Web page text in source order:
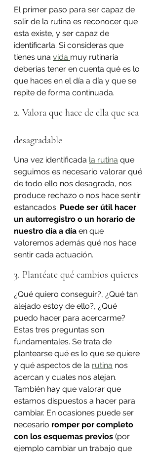
El primer paso para ser capaz de
salir de la rutina es reconocer que
esta existe, y ser capaz de
identificarla. Si consideras que
tienes una vida muy rutinaria
deberías tener en cuenta qué es lo
que haces en el día a día y que se
repite de forma continuada.
2. Valora que hace de ella que sea
desagradable
Una vez identificada la rutina que
seguimos es necesario valorar qué
de todo ello nos desagrada, nos
produce rechazo o nos hace sentir
estancados. Puede ser útil hacer
un autorregistro o un horario de
nuestro día a día en que
valoremos además qué nos hace
sentir cada actuación.
3. Plantéate qué cambios quieres
¿Qué quiero conseguir?, ¿Qué tan
alejado estoy de ello?, ¿Qué
puedo hacer para acercarme?
Estas tres preguntas son
fundamentales. Se trata de
plantearse qué es lo que se quiere
y qué aspectos de la rutina nos
acercan y cuales nos alejan.
También hay que valorar que
estamos dispuestos a hacer para
cambiar. En ocasiones puede ser
necesario romper por completo
con los esquemas previos (por
ejemplo cambiar un trabajo que